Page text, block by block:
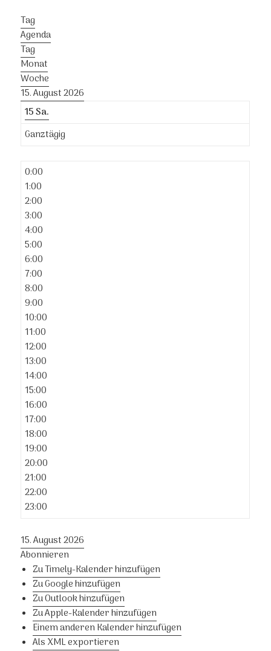
Tag
Agenda
Tag
Monat
Woche
15. August 2026
15Sa.
Ganztägig
0:00
1:00
2:00
3:00
4:00
5:00
6:00
7:00
8:00
9:00
10:00
11:00
12:00
13:00
14:00
15:00
16:00
17:00
18:00
19:00
20:00
21:00
22:00
23:00
15. August 2026
Abonnieren
Zu Timely-Kalender hinzufügen
Zu Google hinzufügen
Zu Outlook hinzufügen
Zu Apple-Kalender hinzufügen
Einem anderen Kalender hinzufügen
Als XML exportieren